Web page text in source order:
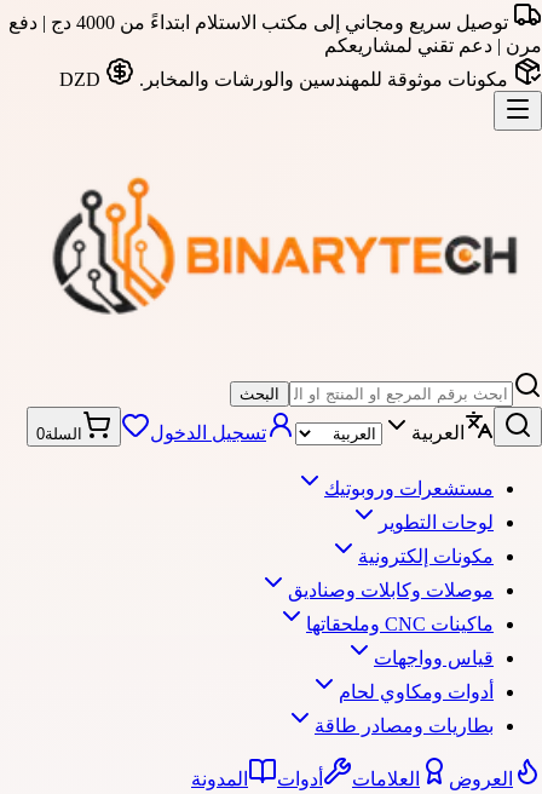
توصيل سريع ومجاني إلى مكتب الاستلام ابتداءً من 4000 دج | دفع
مرن | دعم تقني لمشاريعكم
مكونات موثوقة للمهندسين والورشات والمخابر.
البحث
العربية تسجيل الدخول السلة0
مستشعرات وروبوتيك
لوحات التطوير
مكونات إلكترونية
موصلات وكابلات وصناديق
ماكينات CNC وملحقاتها
قياس وواجهات
أدوات ومكاوي لحام
بطاريات ومصادر طاقة
العروض العلامات أدوات
المدونة